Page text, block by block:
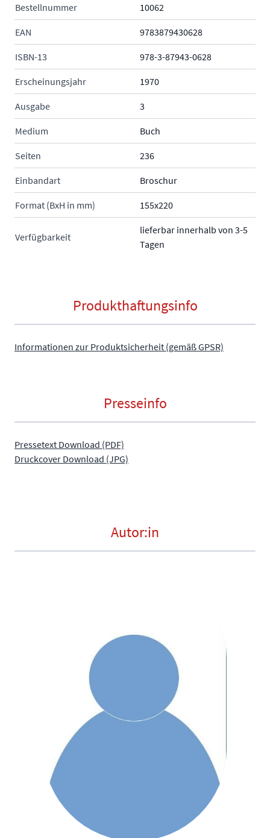
Bestellnummer 10062
EAN 9783879430628
ISBN-13 978-3-87943-0628
Erscheinungsjahr 1970
Ausgabe 3
Medium Buch
Seiten 236
Einbandart Broschur
Format (BxH in mm) 155x220
Verfügbarkeit
lieferbar innerhalb von 3-5
Tagen
Produkthaftungsinfo
Informationen zur Produktsicherheit (gemäß GPSR)
Presseinfo
Pressetext Download (PDF)
Druckcover Download (JPG)
Autor:in